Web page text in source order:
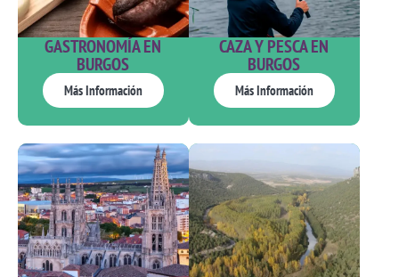
GASTRONOMÍA EN
BURGOS
Más Información
CAZA Y PESCA EN
BURGOS
Más Información